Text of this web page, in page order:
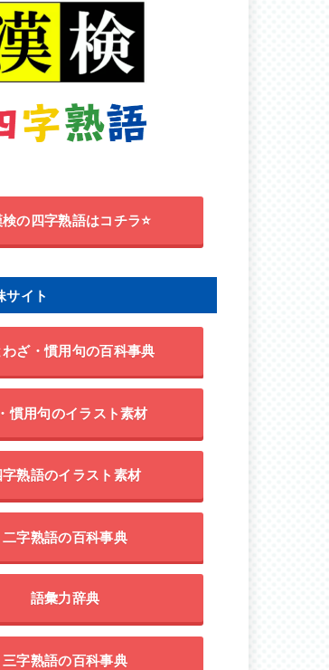
検の四字熟語はコチラ⭐
サイト
わざ・慣用句の百科事典
慣用句のイラスト素材
字熟語のイラスト素材
二字熟語の百科事典
語彙力辞典
三字熟語の百科事典